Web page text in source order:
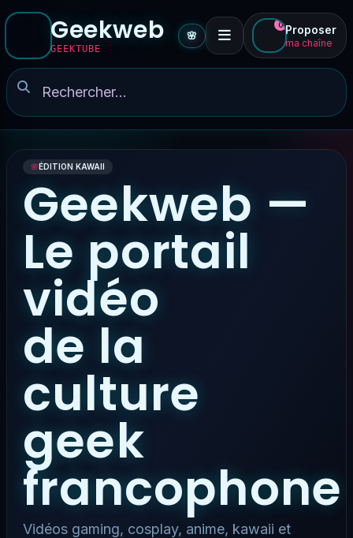
Geekweb
GEEKTUBE
🌸
0 Proposer
ma chaîne
🌸ÉDITION KAWAII
Geekweb —
Le portail
vidéo
de la
culture
geek
francophone
Vidéos gaming, cosplay, anime, kawaii et